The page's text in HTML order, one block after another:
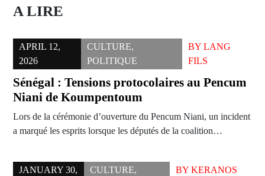
A LIRE
APRIL 12,
2026
CULTURE,
POLITIQUE
BYLANG
FILS
Sénégal : Tensions protocolaires au Pencum
Niani de Koumpentoum
Lors de la cérémonie d’ouverture du Pencum Niani, un incident
a marqué les esprits lorsque les députés de la coalition…
JANUARY 30,
CULTURE,
BY KERANOS